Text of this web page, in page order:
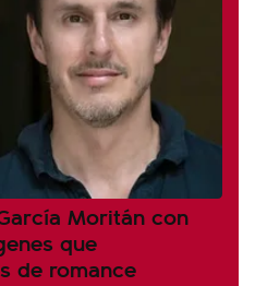
Moritán con
que
de romance